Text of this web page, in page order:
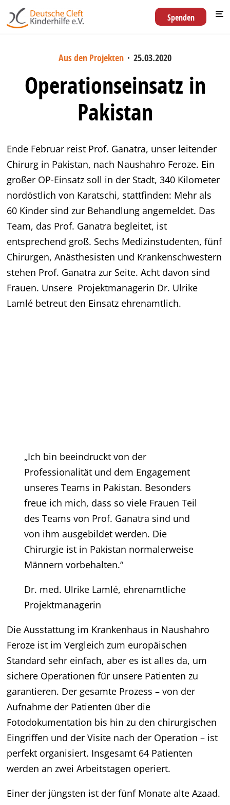
Spenden
Aus den Projekten · 25.03.2020
Operationseinsatz in
Pakistan
Ende Februar reist Prof. Ganatra, unser leitender
Chirurg in Pakistan, nach Naushahro Feroze. Ein
großer OP-Einsatz soll in der Stadt, 340 Kilometer
nordöstlich von Karatschi, stattfinden: Mehr als
60 Kinder sind zur Behandlung angemeldet. Das
Team, das Prof. Ganatra begleitet, ist
entsprechend groß. Sechs Medizinstudenten, fünf
Chirurgen, Anästhesisten und Krankenschwestern
stehen Prof. Ganatra zur Seite. Acht davon sind
Frauen. Unsere Projektmanagerin Dr. Ulrike
Lamlé betreut den Einsatz ehrenamtlich.
„Ich bin beeindruckt von der
Professionalität und dem Engagement
unseres Teams in Pakistan. Besonders
freue ich mich, dass so viele Frauen Teil
des Teams von Prof. Ganatra sind und
von ihm ausgebildet werden. Die
Chirurgie ist in Pakistan normalerweise
Männern vorbehalten.“
Dr. med. Ulrike Lamlé, ehrenamtliche
Projektmanagerin
Die Ausstattung im Krankenhaus in Naushahro
Feroze ist im Vergleich zum europäischen
Standard sehr einfach, aber es ist alles da, um
sichere Operationen für unsere Patienten zu
garantieren. Der gesamte Prozess – von der
Aufnahme der Patienten über die
Fotodokumentation bis hin zu den chirurgischen
Eingriffen und der Visite nach der Operation – ist
perfekt organisiert. Insgesamt 64 Patienten
werden an zwei Arbeitstagen operiert.
Einer der jüngsten ist der fünf Monate alte Azaad.